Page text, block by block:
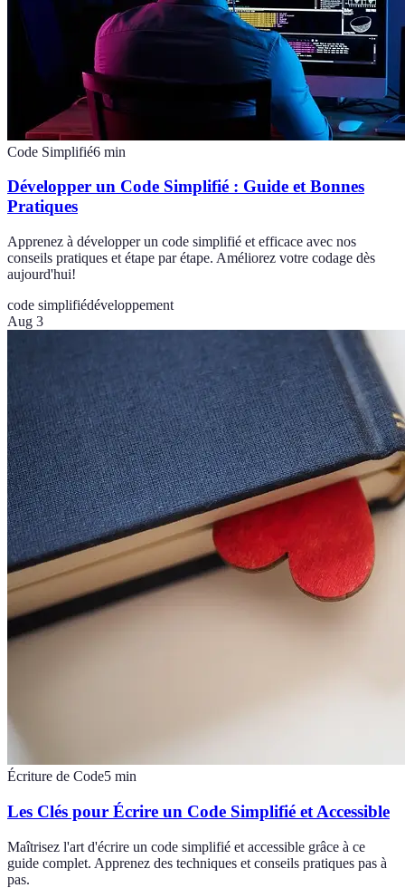
Code Simplifié6 min
Développer un Code Simplifié : Guide et Bonnes
Pratiques
Apprenez à développer un code simplifié et efficace avec nos
conseils pratiques et étape par étape. Améliorez votre codage dès
aujourd'hui!
code simplifiédéveloppement
Aug 3
Écriture de Code5 min
Les Clés pour Écrire un Code Simplifié et Accessible
Maîtrisez l'art d'écrire un code simplifié et accessible grâce à ce
guide complet. Apprenez des techniques et conseils pratiques pas à
pas.